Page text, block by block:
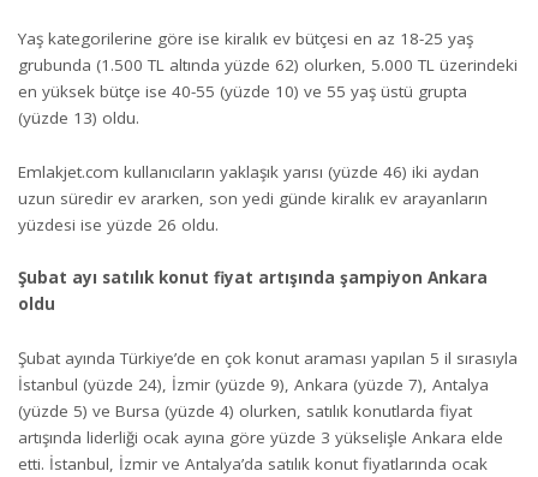
Yaş kategorilerine göre ise kiralık ev bütçesi en az 18-25 yaş
grubunda (1.500 TL altında yüzde 62) olurken, 5.000 TL üzerindeki
en yüksek bütçe ise 40-55 (yüzde 10) ve 55 yaş üstü grupta
(yüzde 13) oldu.
Emlakjet.com kullanıcıların yaklaşık yarısı (yüzde 46) iki aydan
uzun süredir ev ararken, son yedi günde kiralık ev arayanların
yüzdesi ise yüzde 26 oldu.
Şubat ayı satılık konut fiyat artışında şampiyon Ankara
oldu
Şubat ayında Türkiye’de en çok konut araması yapılan 5 il sırasıyla
İstanbul (yüzde 24), İzmir (yüzde 9), Ankara (yüzde 7), Antalya
(yüzde 5) ve Bursa (yüzde 4) olurken, satılık konutlarda fiyat
artışında liderliği ocak ayına göre yüzde 3 yükselişle Ankara elde
etti. İstanbul, İzmir ve Antalya’da satılık konut fiyatlarında ocak